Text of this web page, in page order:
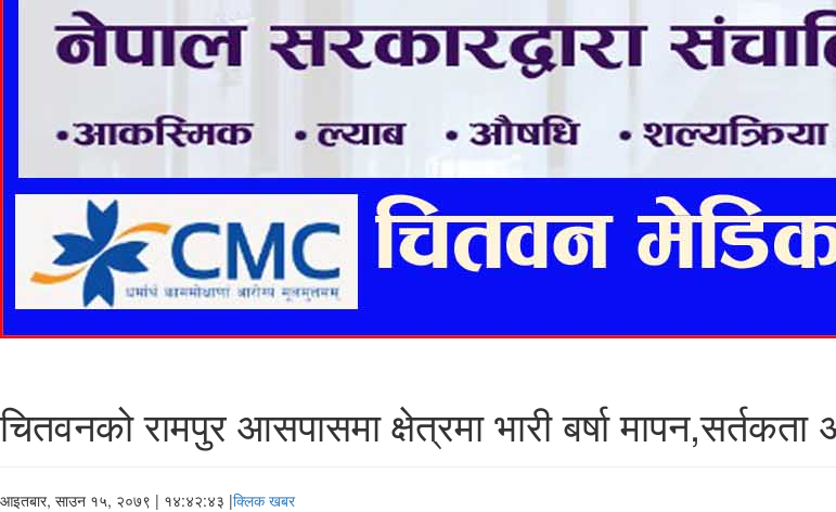
चितवनको रामपुर आसपासमा क्षेत्रमा भारी बर्षा
आइतबार, साउन १५, २०७९ | १४:४२:४३ |क्लिक खबर